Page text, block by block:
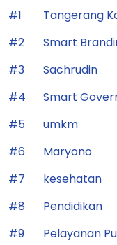
#1
Tangerang
#2
Smart
#3
Sachrudin
#4
Smart
#5
umkm
#6
Maryono
#7
kesehatan
#8
Pendidikan
#9
Pelayanan